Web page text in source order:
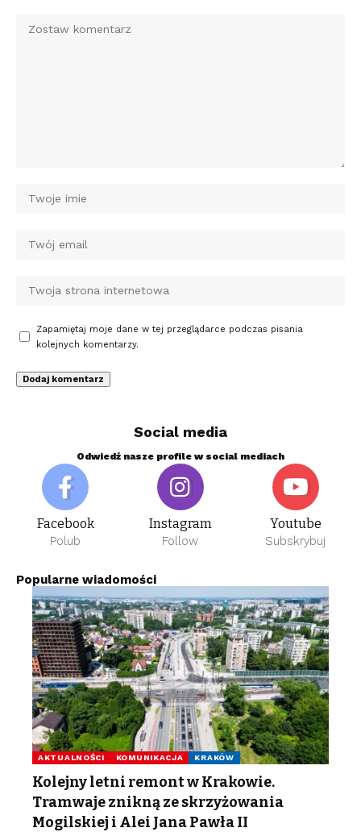
Zapamiętaj moje dane w tej przeglądarce podczas pisania
kolejnych komentarzy.
Social media
Odwiedź nasze profile w social mediach
Facebook
Polub
Instagram
Follow
Youtube
Subskrybuj
Popularne wiadomości
AKTUALNOŚCI KOMUNIKACJA KRAKÓW
Kolejny letni remont w Krakowie.
Tramwaje znikną ze skrzyżowania
Mogilskiej i Alei Jana Pawła II